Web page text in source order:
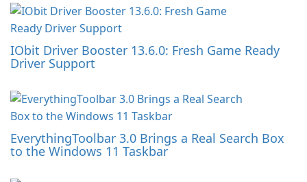
IObit Driver Booster 13.6.0: Fresh Game Ready
Driver Support
EverythingToolbar 3.0 Brings a Real Search Box
to the Windows 11 Taskbar